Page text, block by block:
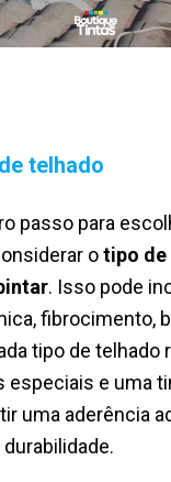
telhado
passo para
otipo de
. Isso pode
fibrocimento,
tipo de telhado
especiais e uma
uma aderência